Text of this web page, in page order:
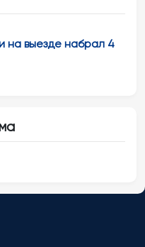
на выезде набрал 4